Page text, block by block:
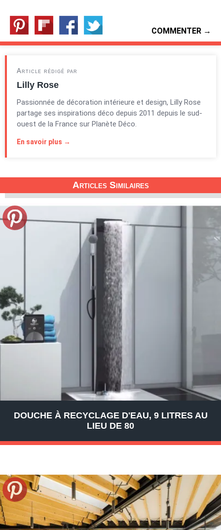
COMMENTER →
Article rédigé par
Lilly Rose
Passionnée de décoration intérieure et design, Lilly Rose
partage ses inspirations déco depuis 2011 depuis le sud-
ouest de la France sur Planète Déco.
En savoir plus →
Articles Similaires
DOUCHE À RECYCLAGE D'EAU, 9 LITRES AU
LIEU DE 80